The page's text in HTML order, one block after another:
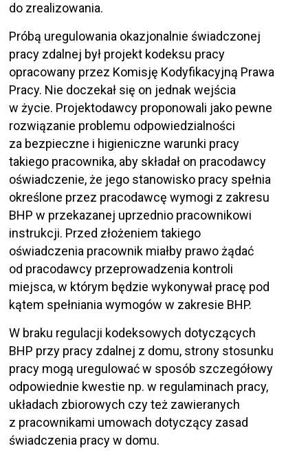
do zrealizowania.
Próbą uregulowania okazjonalnie świadczonej
pracy zdalnej był projekt kodeksu pracy
opracowany przez Komisję Kodyfikacyjną Prawa
Pracy. Nie doczekał się on jednak wejścia
w życie. Projektodawcy proponowali jako pewne
rozwiązanie problemu odpowiedzialności
za bezpieczne i higieniczne warunki pracy
takiego pracownika, aby składał on pracodawcy
oświadczenie, że jego stanowisko pracy spełnia
określone przez pracodawcę wymogi z zakresu
BHP w przekazanej uprzednio pracownikowi
instrukcji. Przed złożeniem takiego
oświadczenia pracownik miałby prawo żądać
od pracodawcy przeprowadzenia kontroli
miejsca, w którym będzie wykonywał pracę pod
kątem spełniania wymogów w zakresie BHP.
W braku regulacji kodeksowych dotyczących
BHP przy pracy zdalnej z domu, strony stosunku
pracy mogą uregulować w sposób szczegółowy
odpowiednie kwestie np. w regulaminach pracy,
układach zbiorowych czy też zawieranych
z pracownikami umowach dotyczący zasad
świadczenia pracy w domu.